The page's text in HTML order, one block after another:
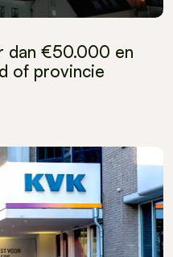
dan €50.000 en
of provincie